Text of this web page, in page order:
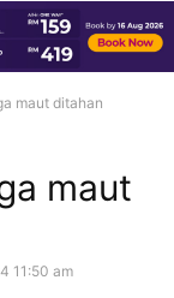
maut ditahan
maut
11:50 am